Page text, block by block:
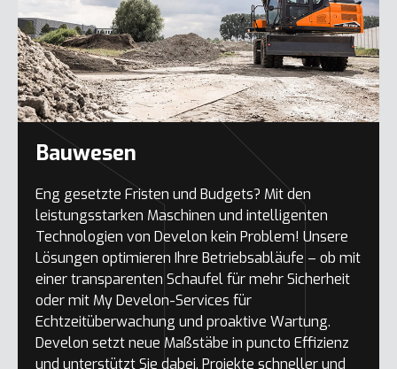
Bauwesen
Eng gesetzte Fristen und Budgets? Mit den
leistungsstarken Maschinen und intelligenten
Technologien von Develon kein Problem! Unsere
Lösungen optimieren Ihre Betriebsabläufe – ob mit
einer transparenten Schaufel für mehr Sicherheit
oder mit My Develon-Services für
Echtzeitüberwachung und proaktive Wartung.
Develon setzt neue Maßstäbe in puncto Effizienz
und unterstützt Sie dabei, Projekte schneller und